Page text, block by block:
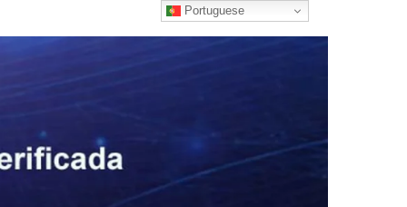
Portuguese